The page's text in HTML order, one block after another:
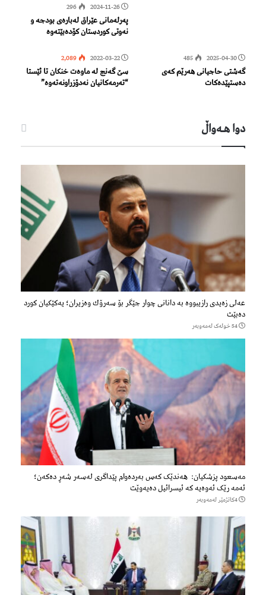
2024-11-26
296
پەرلەمانی عێراق لەبارەی بودجە و
نەوتی کوردستان کۆدەبێتەوە
2025-04-30
485
گەشتی حاجیانی هەرێم کەی
دەستپێدەکات
2022-03-22
2,089
سێ گه‌نج له‌ ماوه‌ت خنكان تا ئێستا
“ته‌رمه‌كانیان نه‌دۆزراونه‌ته‌وه‌”
دوا هـه‌واڵ
عەلی زەیدی رازیبووە بە دانانی چوار جێگر بۆ سەرۆك وەزیران؛ یەكێكیان كورد
دەبێت
54 خولەک لەمەوبەر
مەسعود پزشكیان: هەندێک کەس بەردەوام پێداگری لەسەر شەڕ دەكەن؛
ئەمە رێک ئەوەیە کە ئیسرائیل دەیەوێت
4كاتژمێر لەمەوبەر